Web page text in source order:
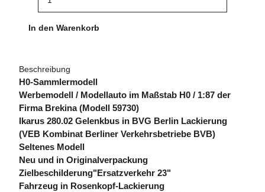
In den Warenkorb
Beschreibung
H0-Sammlermodell
Werbemodell / Modellauto im Maßstab H0 / 1:87 der
Firma Brekina (Modell 59730)
Ikarus 280.02 Gelenkbus in BVG Berlin Lackierung
(VEB Kombinat Berliner Verkehrsbetriebe BVB)
Seltenes Modell
Neu und in Originalverpackung
Zielbeschilderung"Ersatzverkehr 23"
Fahrzeug in Rosenkopf-Lackierung